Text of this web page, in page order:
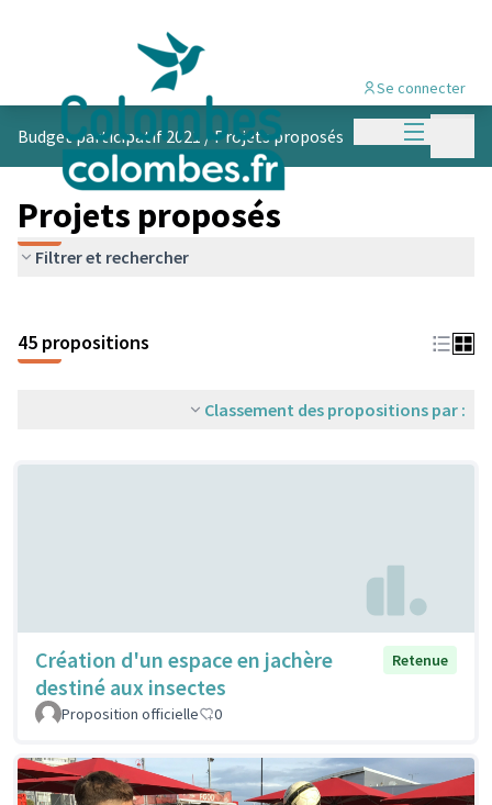
Menu
Se connecter
Budget participatif 2021 /Projets proposés
Projets proposés
Filtrer et rechercher
45 propositions
Classement des propositions par :
Création d'un espace en jachère
destiné aux insectes
Retenue
Proposition officielle 0